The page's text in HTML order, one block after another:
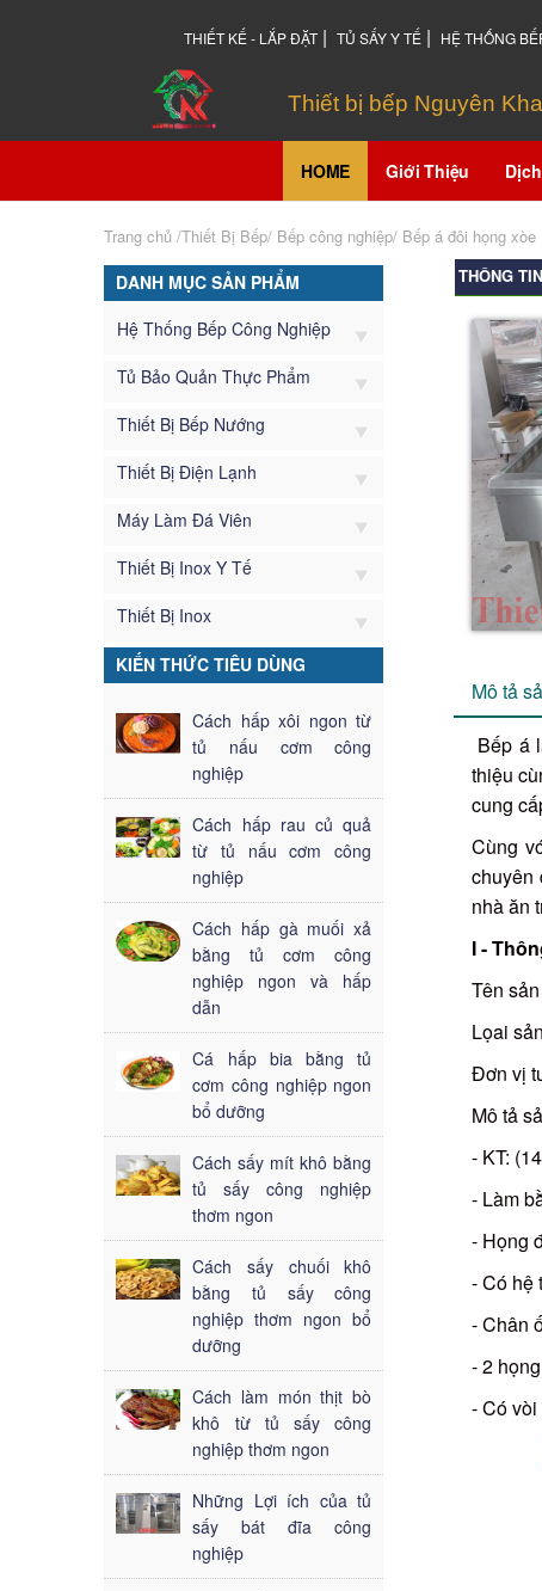
THIẾT KẾ - LẮP ĐẶT | TỦ SẤY Y TẾ | HỆ THỐNG
Thiết bị bếp Nguyên
HOME Giới Thiệu
Trang chủ /Thiết Bị Bếp/ Bếp công nghiệp/ Bếp á đôi họng xòe
THÔNG
Mô tả
Bếp á
thiệu
cung
Cùng
chuyên
nhà ăn
I -
Tên
Lọai
Đơn vị
Mô tả
- KT:
- Làm
- Họng
- Có hệ
- Chân
- 2
- Có
DANH MỤC SẢN PHẨM
Hệ Thống Bếp Công Nghiệp
Tủ Bảo Quản Thực Phẩm
Thiết Bị Bếp Nướng
Thiết Bị Điện Lạnh
Máy Làm Đá Viên
Thiết Bị Inox Y Tế
Thiết Bị Inox
KIẾN THỨC TIÊU DÙNG
Cách hấp xôi ngon từ
tủ nấu cơm công
nghiệp
Cách hấp rau củ quả
từ tủ nấu cơm công
nghiệp
Cách hấp gà muối xả
bằng tủ cơm công
nghiệp ngon và hấp
dẫn
Cá hấp bia bằng tủ
cơm công nghiệp ngon
bổ dưỡng
Cách sấy mít khô bằng
tủ sấy công nghiệp
thơm ngon
Cách sấy chuối khô
bằng tủ sấy công
nghiệp thơm ngon bổ
dưỡng
Cách làm món thịt bò
khô từ tủ sấy công
nghiệp thơm ngon
Những Lợi ích của tủ
sấy bát đĩa công
nghiệp